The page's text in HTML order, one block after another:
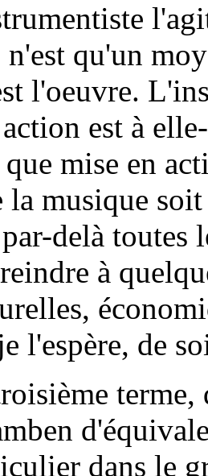
qu'un
l'oeuvre.
est à
mise en
la musique
delà toutes
à
l'espère, de
terme,
dans le